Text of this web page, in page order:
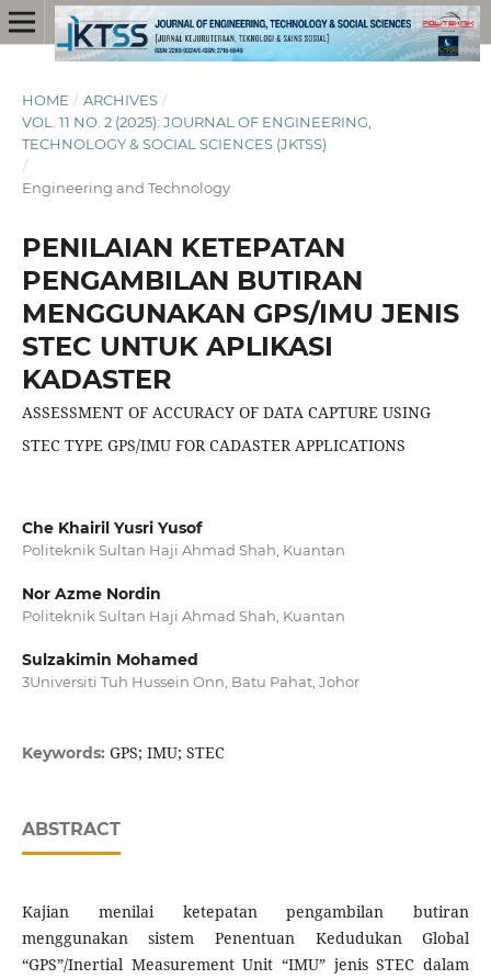
HOME / ARCHIVES /
VOL. 11 NO. 2 (2025): JOURNAL OF ENGINEERING,
TECHNOLOGY & SOCIAL SCIENCES (JKTSS)
/
Engineering and Technology
PENILAIAN KETEPATAN
PENGAMBILAN BUTIRAN
MENGGUNAKAN GPS/IMU JENIS
STEC UNTUK APLIKASI
KADASTER
ASSESSMENT OF ACCURACY OF DATA CAPTURE USING
STEC TYPE GPS/IMU FOR CADASTER APPLICATIONS
Che Khairil Yusri Yusof
Politeknik Sultan Haji Ahmad Shah, Kuantan
Nor Azme Nordin
Politeknik Sultan Haji Ahmad Shah, Kuantan
Sulzakimin Mohamed
3Universiti Tuh Hussein Onn, Batu Pahat, Johor
Keywords: GPS; IMU; STEC
ABSTRACT
Kajian menilai ketepatan pengambilan butiran
menggunakan sistem Penentuan Kedudukan Global
“GPS”/Inertial Measurement Unit “IMU” jenis STEC dalam